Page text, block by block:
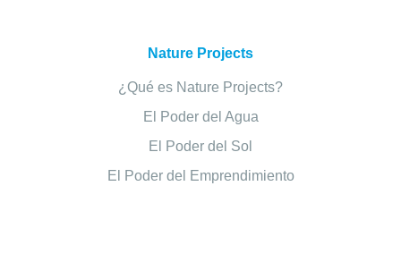
Nature Projects
¿Qué es Nature Projects?
El Poder del Agua
El Poder del Sol
El Poder del Emprendimiento